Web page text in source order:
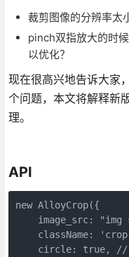
裁剪图像的分辨率太
pinch双指放大的时
以优化？
现在很高兴地告诉大家
个问题，本文将解释新
理。
API
new AlloyCrop({
image_src: "img
className:
circle: true,